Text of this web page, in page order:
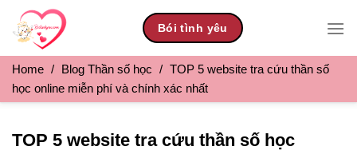
content
Bói tình yêu
Home / Blog Thần số học / TOP 5 website tra cứu thần số
học online miễn phí và chính xác nhất
TOP 5 website tra cứu thần số học